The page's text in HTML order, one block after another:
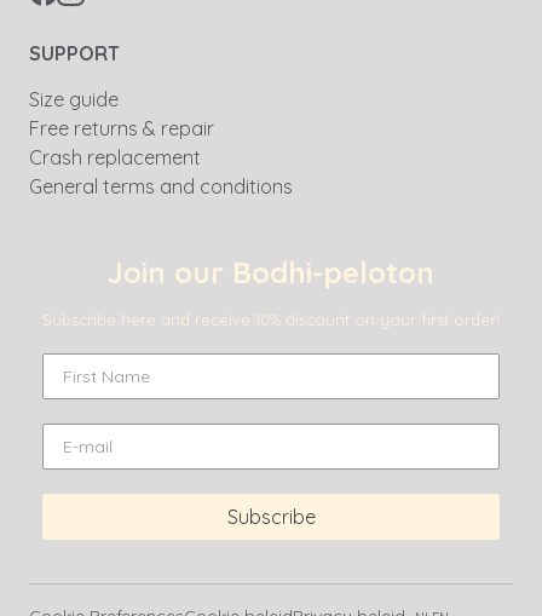
SUPPORT
Size guide
Free returns & repair
Crash replacement
General terms and conditions
Join our Bodhi-peloton
Subscribe here and receive 10% discount on your first order!
Subscribe